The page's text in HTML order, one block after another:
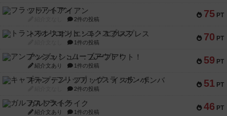
75 PT
フラットアイアン
2件の投稿
70 PT
トランスオリエント・エクスプレス
1件の投稿
59 PT
アンブッシュ！：ムーブアウト！
紹介文あり 1件の投稿
51 PT
キャプテン・フリップ：イスラ・ボンバ
2件の投稿
46 PT
ガルフストライク
紹介文あり 1件の投稿